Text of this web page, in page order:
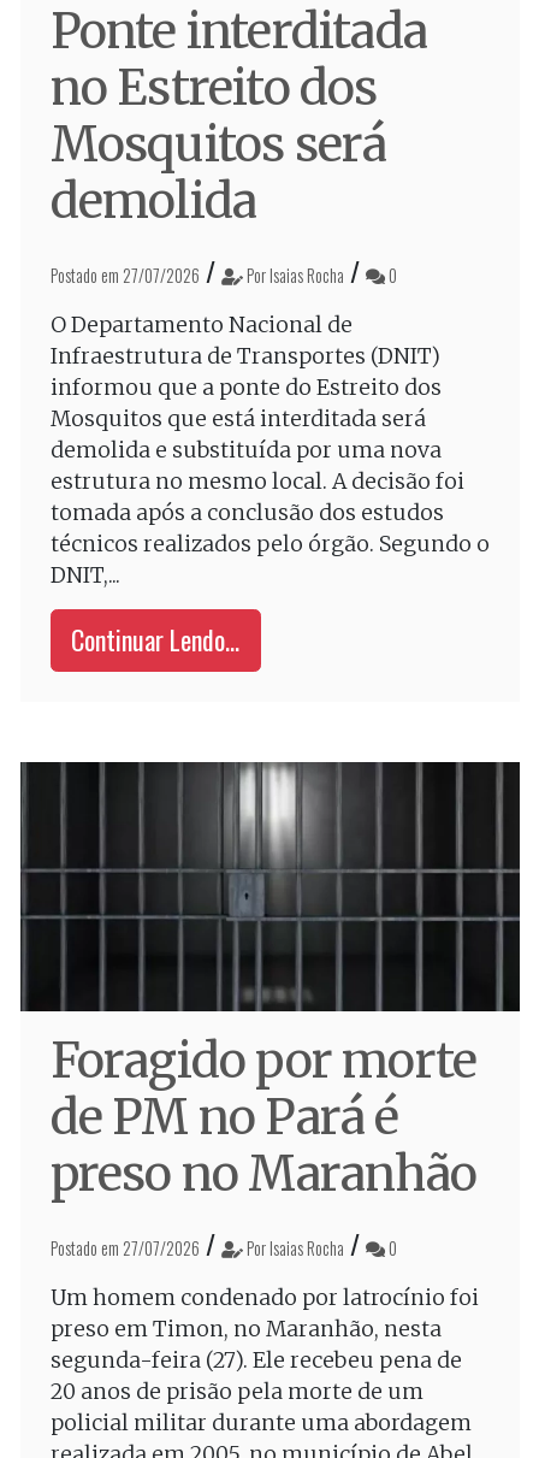
Ponte interditada
no Estreito dos
Mosquitos será
demolida
Postado em 27/07/2026 / Por Isaias Rocha / 0
O Departamento Nacional de
Infraestrutura de Transportes (DNIT)
informou que a ponte do Estreito dos
Mosquitos que está interditada será
demolida e substituída por uma nova
estrutura no mesmo local. A decisão foi
tomada após a conclusão dos estudos
técnicos realizados pelo órgão. Segundo o
DNIT,...
Continuar Lendo...
Foragido por morte
de PM no Pará é
preso no Maranhão
Postado em 27/07/2026 / Por Isaias Rocha / 0
Um homem condenado por latrocínio foi
preso em Timon, no Maranhão, nesta
segunda-feira (27). Ele recebeu pena de
20 anos de prisão pela morte de um
policial militar durante uma abordagem